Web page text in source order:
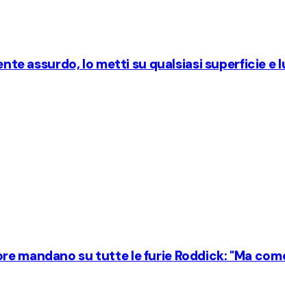
assurdo, lo metti su qualsiasi superficie e
mandano su tutte le furie Roddick: "Ma